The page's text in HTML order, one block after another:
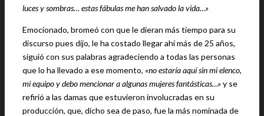
luces y sombras… estas fábulas me han salvado la vida…»
Emocionado, bromeó con que le dieran más tiempo para su
discurso pues dijo, le ha costado llegar ahí más de 25 años,
siguió con sus palabras agradeciendo a todas las personas
que lo ha llevado a ese momento, «no estaría aquí sin mi elenco,
mi equipo y debo mencionar a algunas mujeres fantásticas…»y se
refirió a las damas que estuvieron involucradas en su
producción, que, dicho sea de paso, fue la más nominada de